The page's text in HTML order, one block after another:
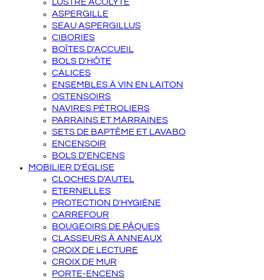
ASPERGILLE
SEAU ASPERGILLUS
CIBORIES
BOÎTES D'ACCUEIL
BOLS D'HÔTE
CALICES
ENSEMBLES À VIN EN LAITON
OSTENSOIRS
NAVIRES PÉTROLIERS
PARRAINS ET MARRAINES
SETS DE BAPTÊME ET LAVABO
ENCENSOIR
BOLS D'ENCENS
MOBILIER D'ÉGLISE
CLOCHES D'AUTEL
ETERNELLES
PROTECTION D'HYGIÈNE
CARREFOUR
BOUGEOIRS DE PÂQUES
CLASSEURS À ANNEAUX
CROIX DE LECTURE
CROIX DE MUR
PORTE-ENCENS